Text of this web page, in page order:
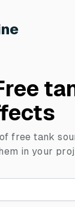
free tank
in your